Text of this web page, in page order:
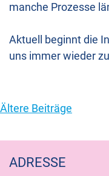
manche Prozesse
Aktuell beginnt die
uns immer wieder
Ältere Beiträge
ADRESSE